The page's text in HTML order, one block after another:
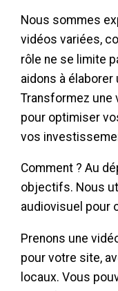
Nous sommes
vidéos variées,
rôle ne se limite
aidons à
Transformez une
pour optimiser
vos
Comment ? Au
objectifs. Nous
audiovisuel pour
Prenons une
pour votre site,
locaux. Vous